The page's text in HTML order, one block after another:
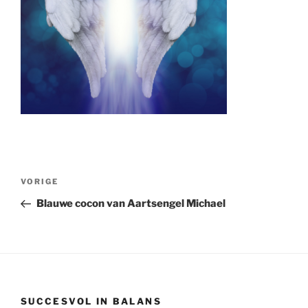
Bericht
Vorig
bericht
VORIGE
Blauwe cocon van Aartsengel Michael
SUCCESVOL IN BALANS